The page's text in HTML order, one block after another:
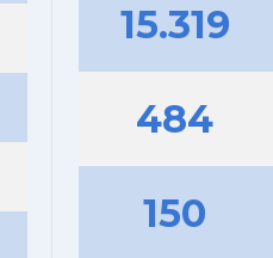
15.319
484
150